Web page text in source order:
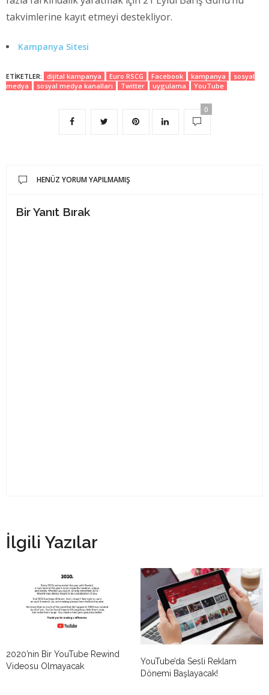
takvimlerine kayıt etmeyi destekliyor.
Kampanya Sitesi
ETIKETLER: dijital kampanya Euro RSCG Facebook kampanya
sosyal
medya
sosyal medya kanalları Twitter uygulama YouTube
0
HENÜZ YORUM YAPILMAMIŞ
Bir Yanıt Bırak
İlgili Yazılar
2020’nin Bir YouTube Rewind
Videosu Olmayacak
YouTube’da Sesli Reklam
Dönemi Başlayacak!